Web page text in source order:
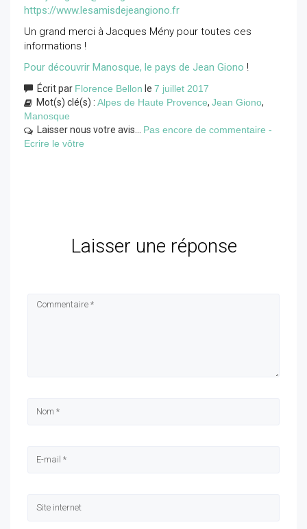
https://www.lesamisdejeangiono.fr
Un grand merci à Jacques Mény pour toutes ces
informations !
Pour découvrir Manosque, le pays de Jean Giono !
Écrit par Florence Bellon le 7 juillet 2017
Mot(s) clé(s) : Alpes de Haute Provence, Jean Giono,
Manosque
Laisser nous votre avis... Pas encore de commentaire -
Ecrire le vôtre
Laisser une réponse